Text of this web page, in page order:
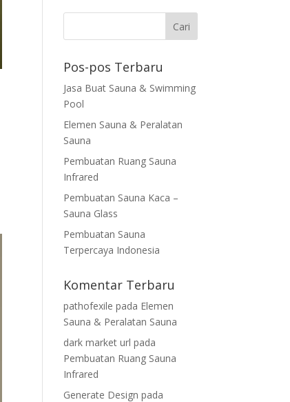
Pos-pos Terbaru
Jasa Buat Sauna & Swimming
Pool
Elemen Sauna & Peralatan
Sauna
Pembuatan Ruang Sauna
Infrared
Pembuatan Sauna Kaca –
Sauna Glass
Pembuatan Sauna
Terpercaya Indonesia
Komentar Terbaru
pathofexile pada Elemen
Sauna & Peralatan Sauna
dark market url pada
Pembuatan Ruang Sauna
Infrared
Generate Design pada